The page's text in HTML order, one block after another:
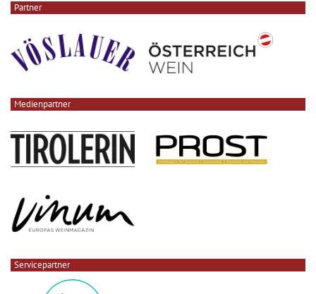
Partner
Medienpartner
Servicepartner